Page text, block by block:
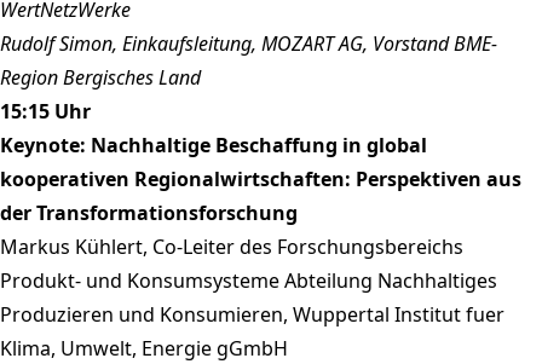
WertNetzWerke
Rudolf Simon, Einkaufsleitung, MOZART AG, Vorstand BME-
Region Bergisches Land
15:15 Uhr
Keynote: Nachhaltige Beschaffung in global
kooperativen Regionalwirtschaften: Perspektiven aus
der Transformationsforschung
Markus Kühlert, Co-Leiter des Forschungsbereichs
Produkt- und Konsumsysteme Abteilung Nachhaltiges
Produzieren und Konsumieren, Wuppertal Institut fuer
Klima, Umwelt, Energie gGmbH